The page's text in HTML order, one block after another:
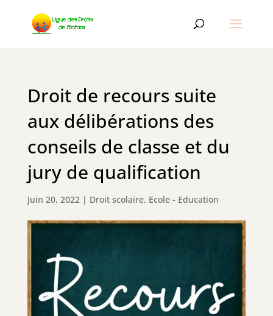
Droit de recours suite
aux délibérations des
conseils de classe et du
jury de qualification
Juin 20, 2022| Droit scolaire, Ecole - Education